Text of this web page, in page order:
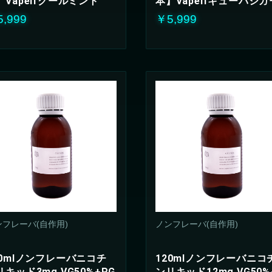
￥5,999
フレーバ(自作用)
ノンフレーバニコチ
ノンフレーバ(自作用)
120mlノンフレーバニコ